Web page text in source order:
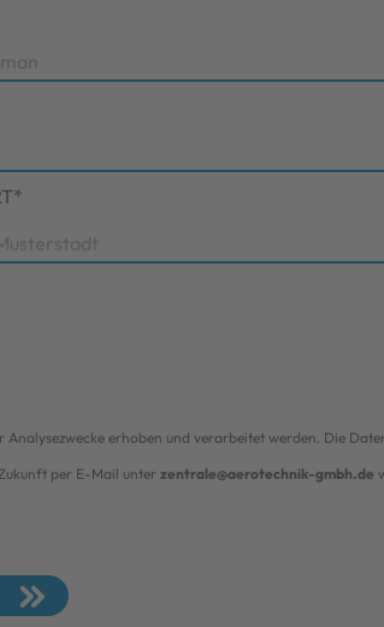
erhoben und verarbeitet werden. Die
per E-Mail unter zentrale@aerotechnik-gmbh.de